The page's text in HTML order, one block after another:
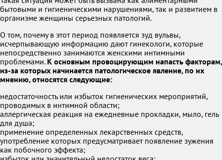
бытовыми и гигиеническими нарушениями, так и развитием в
организме женщины серьезных патологий.
О том, почему в этот период появляется зуд вульвы,
исчерпывающую информацию дают гинекологи, которые
непосредственно занимаются женскими интимными
проблемами. К основным провоцирующим напасть факторам,
из-за которых начинается патологическое явление, по их
мнению, относятся следующие:
недостаточность или избыток гигиенических мероприятий,
проводимых в интимной области;
аллергическая реакция на ежедневные прокладки, мыло, гель
для душа;
применение определенных лекарственных средств,
употребление которых предусматривает появление зужения
как побочного эффекта;